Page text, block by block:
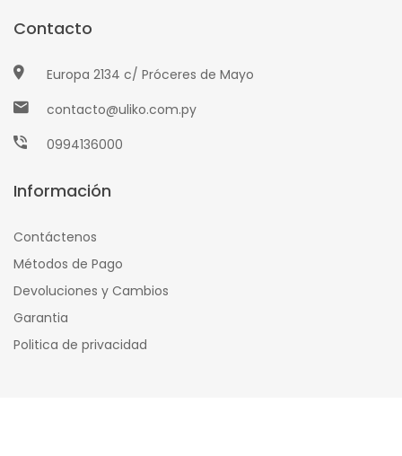
Contacto
Europa 2134 c/ Próceres de Mayo
contacto@uliko.com.py
0994136000
Información
Contáctenos
Métodos de Pago
Devoluciones y Cambios
Garantia
Politica de privacidad